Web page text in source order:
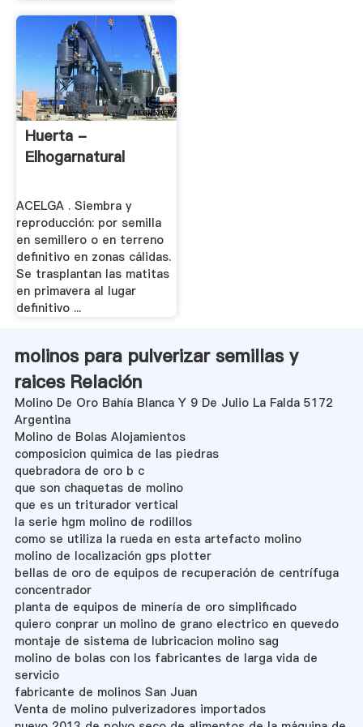
Huerta -
Elhogarnatural
ACELGA . Siembra y
reproducción: por semilla
en semillero o en terreno
definitivo en zonas cálidas.
Se trasplantan las matitas
en primavera al lugar
definitivo ...
molinos para pulverizar semillas y
raices Relación
Molino De Oro Bahía Blanca Y 9 De Julio La Falda 5172
Argentina
Molino de Bolas Alojamientos
composicion quimica de las piedras
quebradora de oro b c
que son chaquetas de molino
que es un triturador vertical
la serie hgm molino de rodillos
como se utiliza la rueda en esta artefacto molino
molino de localización gps plotter
bellas de oro de equipos de recuperación de centrífuga
concentrador
planta de equipos de minería de oro simplificado
quiero conprar un molino de grano electrico en quevedo
montaje de sistema de lubricacion molino sag
molino de bolas con los fabricantes de larga vida de
servicio
fabricante de molinos San Juan
Venta de molino pulverizadores importados